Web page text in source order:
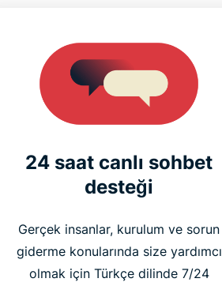
24 saat canlı sohbet
desteği
Gerçek insanlar, kurulum ve sorun
giderme konularında size yardımcı
olmak için Türkçe dilinde 7/24